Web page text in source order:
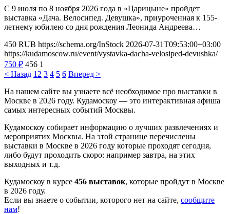
С 9 июля по 8 ноября 2026 года в «Царицыне» пройдет
выставка «Дача. Велосипед. Девушка», приуроченная к 155-
летнему юбилею со дня рождения Леонида Андреева…
450 RUB https://schema.org/InStock 2026-07-31T09:53:00+03:00
https://kudamoscow.ru/event/vystavka-dacha-velosiped-devushka/
750 ₽ 456 1
< Назад 1 2 3 4 5 6 Вперед >
На нашем сайте вы узнаете всё необходимое про выставки в
Москве в 2026 году. Кудамоскоу — это интерактивная афиша
самых интересных событий Москвы.
Кудамоскоу собирает информацию о лучших развлечениях и
мероприятих Москвы. На этой странице перечислены
выставки в Москве в 2026 году которые проходят сегодня,
либо будут проходить скоро: например завтра, на этих
выходных и т.д.
Кудамоскоу в курсе 456 выставок, которые пройдут в Москве
в 2026 году.
Если вы знаете о событии, которого нет на сайте, сообщите
нам!